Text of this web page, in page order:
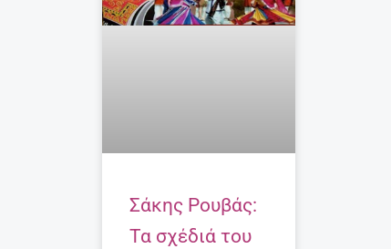
Σάκης Ρουβάς:
Τα σχέδιά του